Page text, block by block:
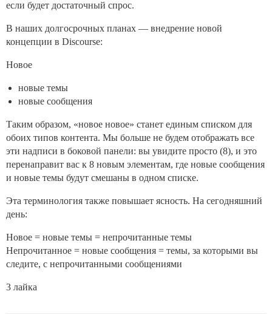
если будет достаточный спрос.
В наших долгосрочных планах — внедрение новой
концепции в Discourse:
Новое
новые темы
новые сообщения
Таким образом, «новое новое» станет единым списком для
обоих типов контента. Мы больше не будем отображать все
эти надписи в боковой панели: вы увидите просто (8), и это
перенаправит вас к 8 новым элементам, где новые сообщения
и новые темы будут смешаны в одном списке.
Эта терминология также повышает ясность. На сегодняшний
день:
Новое = новые темы = непрочитанные темы
Непрочитанное = новые сообщения = темы, за которыми вы
следите, с непрочитанными сообщениями
3 лайка